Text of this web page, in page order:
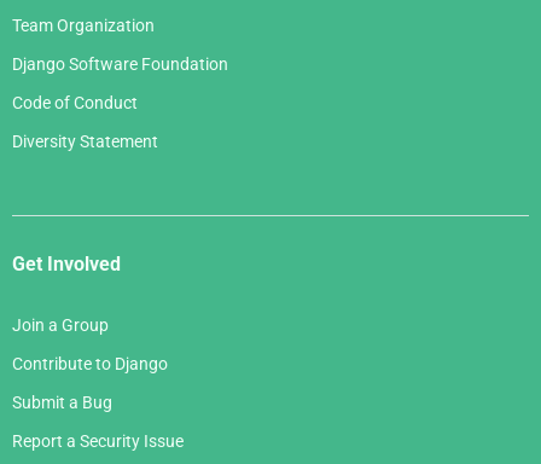
Team Organization
Django Software Foundation
Code of Conduct
Diversity Statement
Get Involved
Join a Group
Contribute to Django
Submit a Bug
Report a Security Issue